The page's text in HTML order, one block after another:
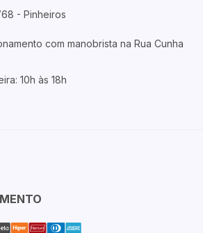
- Pinheiros
com manobrista na Rua Cunha
10h às 18h